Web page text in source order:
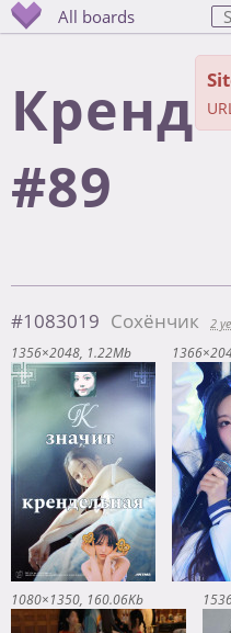
All boards
#89
#1083019 Сохёнчик
2
1356×2048 1.22Mb
1080×1350 160.06Kb